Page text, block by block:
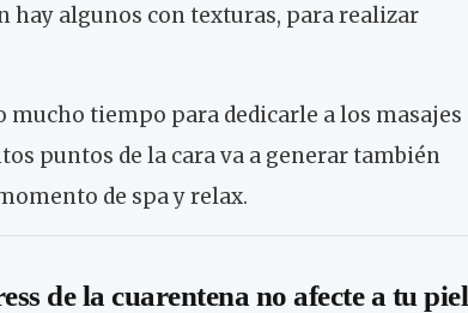
algunos con texturas, para realizar
tiempo para dedicarle a los masajes
puntos de la cara va a generar también
de spa y relax.
de la cuarentena no afecte a tu piel